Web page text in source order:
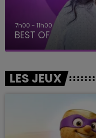
7h00 - 11h00
BEST OF
LES JEUX